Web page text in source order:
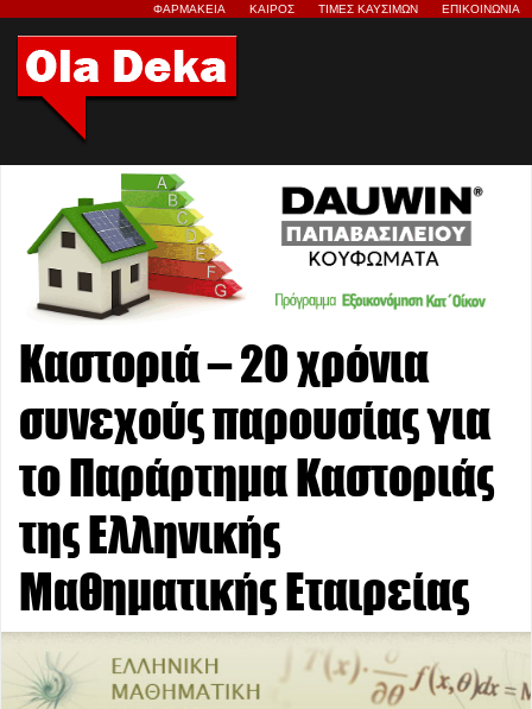
ΦΑΡΜΑΚΕΙΑ ΚΑΙΡΟΣ ΤΙΜΕΣ ΚΑΥΣΙΜΩΝ ΕΠΙΚΟΙΝΩΝΙΑ
Καστοριά – 20 χρόνια
συνεχούς παρουσίας για
το Παράρτημα Καστοριάς
της Ελληνικής
Μαθηματικής Εταιρείας